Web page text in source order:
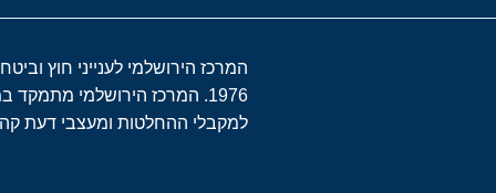
המרכז הירושלמי לענייני חוץ
1976. המרכז הירושלמי
למקבלי ההחלטות ומעצבי דעת